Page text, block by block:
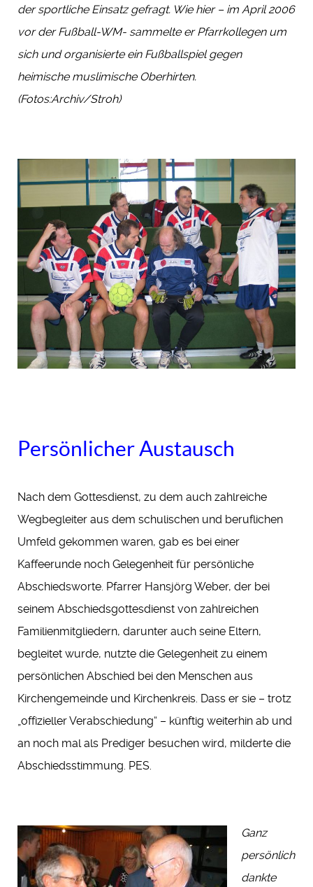
der sportliche Einsatz gefragt. Wie hier – im April 2006
vor der Fußball-WM- sammelte er Pfarrkollegen um
sich und organisierte ein Fußballspiel gegen
heimische muslimische Oberhirten.
(Fotos:Archiv/Stroh)
Persönlicher Austausch
Nach dem Gottesdienst, zu dem auch zahlreiche
Wegbegleiter aus dem schulischen und beruflichen
Umfeld gekommen waren, gab es bei einer
Kaffeerunde noch Gelegenheit für persönliche
Abschiedsworte. Pfarrer Hansjörg Weber, der bei
seinem Abschiedsgottesdienst von zahlreichen
Familienmitgliedern, darunter auch seine Eltern,
begleitet wurde, nutzte die Gelegenheit zu einem
persönlichen Abschied bei den Menschen aus
Kirchengemeinde und Kirchenkreis. Dass er sie – trotz
„offizieller Verabschiedung“ – künftig weiterhin ab und
an noch mal als Prediger besuchen wird, milderte die
Abschiedsstimmung. PES.
Ganz
persönlich
dankte